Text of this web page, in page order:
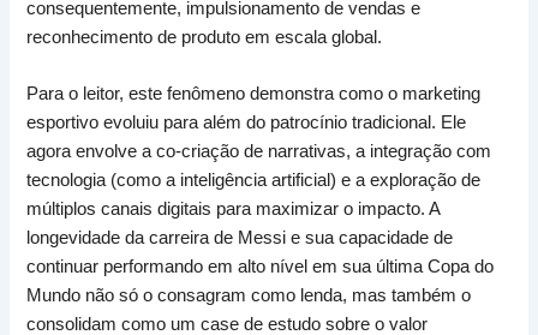
consequentemente, impulsionamento de vendas e
reconhecimento de produto em escala global.
Para o leitor, este fenômeno demonstra como o marketing
esportivo evoluiu para além do patrocínio tradicional. Ele
agora envolve a co-criação de narrativas, a integração com
tecnologia (como a inteligência artificial) e a exploração de
múltiplos canais digitais para maximizar o impacto. A
longevidade da carreira de Messi e sua capacidade de
continuar performando em alto nível em sua última Copa do
Mundo não só o consagram como lenda, mas também o
consolidam como um case de estudo sobre o valor